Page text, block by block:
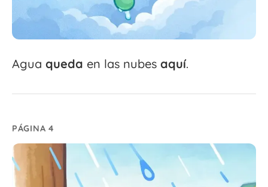
Agua queda en las nubes aquí.
PÁGINA 4